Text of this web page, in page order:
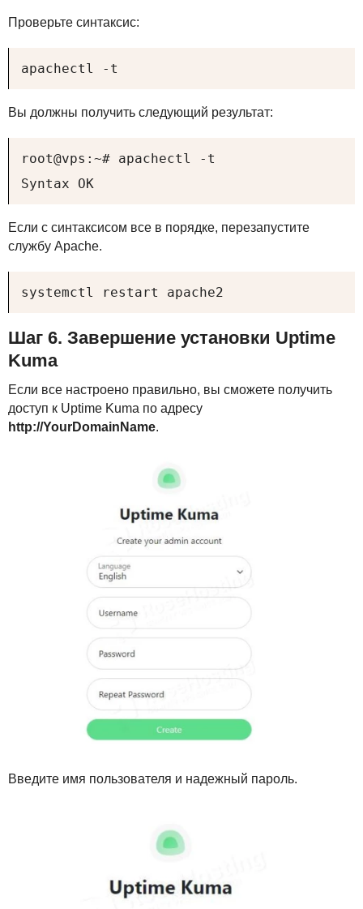
Проверьте синтаксис:
apachectl -t
Вы должны получить следующий результат:
root@vps:~# apachectl -t
Syntax OK
Если с синтаксисом все в порядке, перезапустите
службу Apache.
systemctl restart apache2
Шаг 6. Завершение установки Uptime
Kuma
Если все настроено правильно, вы сможете получить
доступ к Uptime Kuma по адресу
http://YourDomainName.
Введите имя пользователя и надежный пароль.